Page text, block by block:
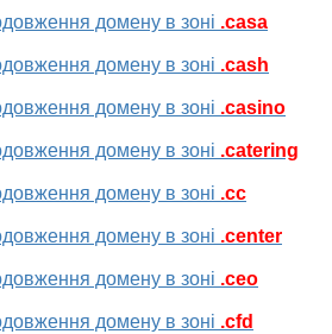
домену в зоні .casa
домену в зоні .cash
домену в зоні .casino
домену в зоні .catering
домену в зоні .cc
домену в зоні .center
домену в зоні .ceo
домену в зоні .cfd